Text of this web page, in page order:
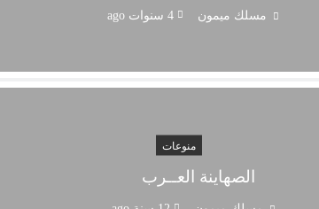
مسلك ميمون 4 سنوات ago
منوعات
الصهاينة العــرب